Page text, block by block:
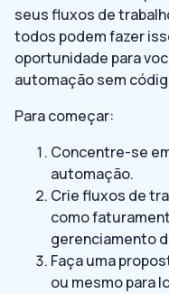
seus fluxos de
todos podem fazer
oportunidade para
automação sem
Para começar:
Concentre-se
automação.
Crie fluxos de
como
gerenciamento
Faça uma
ou mesmo para